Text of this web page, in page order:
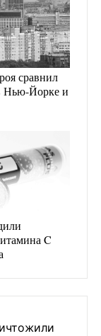
сравнил
Нью-Йорке и
C